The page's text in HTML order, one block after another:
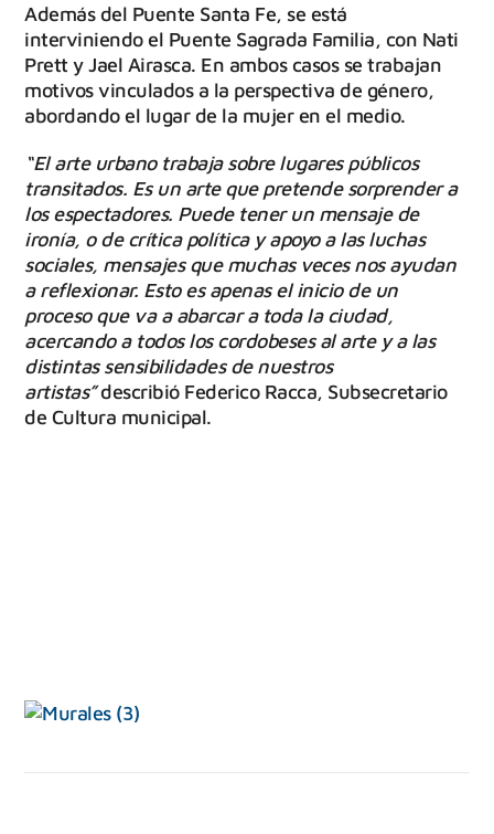
Además del Puente Santa Fe, se está
interviniendo el Puente Sagrada Familia, con Nati
Prett y Jael Airasca. En ambos casos se trabajan
motivos vinculados a la perspectiva de género,
abordando el lugar de la mujer en el medio.
“El arte urbano trabaja sobre lugares públicos
transitados. Es un arte que pretende sorprender a
los espectadores. Puede tener un mensaje de
ironía, o de crítica política y apoyo a las luchas
sociales, mensajes que muchas veces nos ayudan
a reflexionar. Esto es apenas el inicio de un
proceso que va a abarcar a toda la ciudad,
acercando a todos los cordobeses al arte y a las
distintas sensibilidades de nuestros
artistas”describió Federico Racca, Subsecretario
de Cultura municipal.